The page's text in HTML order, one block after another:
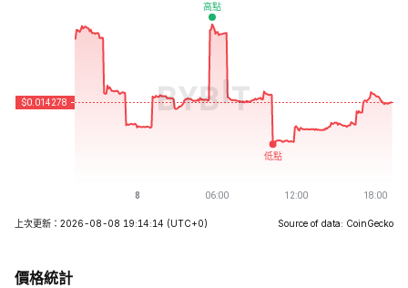
上次更新：2026-08-08 19:14:14 (UTC+0) Source of data: CoinGecko
價格統計